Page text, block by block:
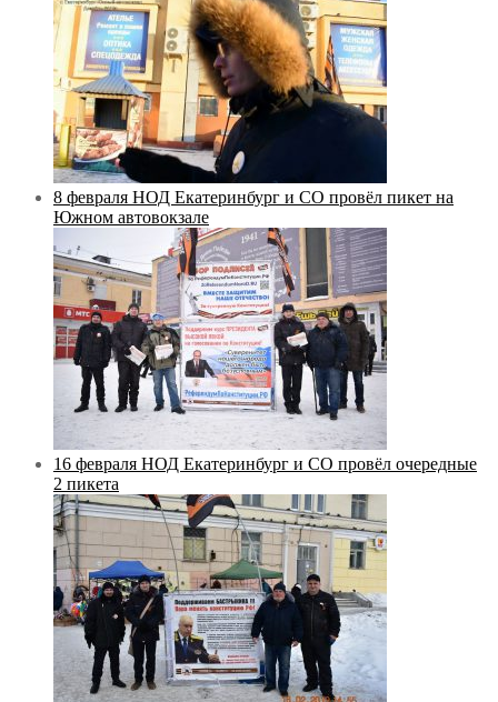
8 февраля НОД Екатеринбург и СО провёл пикет на
Южном автовокзале
16 февраля НОД Екатеринбург и СО провёл очередные
2 пикета